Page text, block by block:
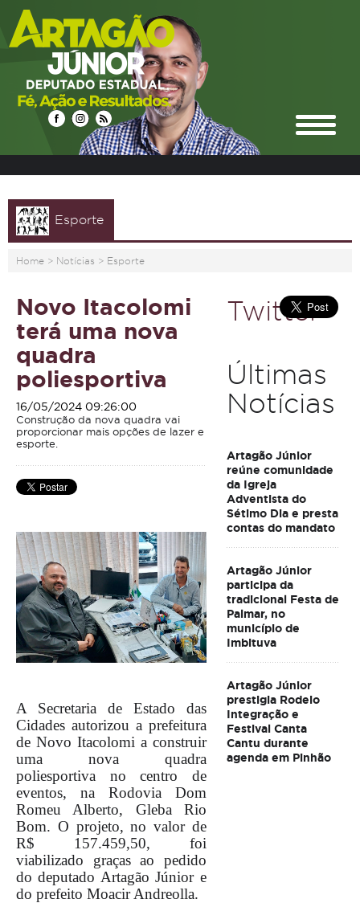
Esporte
Home > Notícias > Esporte
Novo Itacolomi
terá uma nova
quadra
poliesportiva
16/05/2024 09:26:00
Construção da nova quadra vai
proporcionar mais opções de lazer e
esporte.
A Secretaria de Estado das
Cidades autorizou a prefeitura
de Novo Itacolomi a construir
uma nova quadra
poliesportiva no centro de
eventos, na Rodovia Dom
Romeu Alberto, Gleba Rio
Bom. O projeto, no valor de
R$ 157.459,50, foi
viabilizado graças ao pedido
do deputado Artagão Júnior e
do prefeito Moacir Andreolla.
Twitter
Últimas
Notícias
Artagão Júnior
reúne comunidade
da Igreja
Adventista do
Sétimo Dia e presta
contas do mandato
Artagão Júnior
participa da
tradicional Festa de
Palmar, no
município de
Imbituva
Artagão Júnior
prestigia Rodeio
Integração e
Festival Canta
Cantu durante
agenda em Pinhão